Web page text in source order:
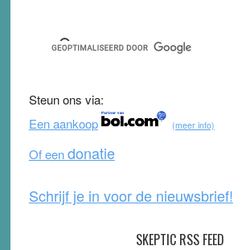
a
c
e
b
o
o
k
wi
tt
er
o
u
T
b
e
e
d
Steun ons via:
Een aankoop
(meer info)
Of eendonatie
Schrijf je in voor de nieuwsbrief!
SKEPTIC RSS FEED